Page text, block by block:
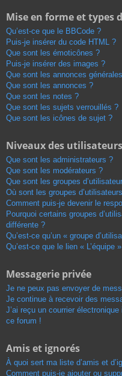
Mise en forme et types
Qu’est-ce que le BBCode ?
Puis-je insérer du code HTML ?
Que sont les émoticônes ?
Puis-je insérer des images ?
Que sont les annonces
Que sont les annonces ?
Que sont les notes ?
Que sont les sujets verrouillés ?
Que sont les icônes de sujet ?
Niveaux des
Que sont les administrateurs ?
Que sont les modérateurs ?
Que sont les groupes
Où sont les groupes
Comment puis-je devenir le
Pourquoi certains groupes
différente ?
Qu’est-ce qu’un « groupe
Qu’est-ce que le lien « L’équipe
Messagerie privée
Je ne peux pas envoyer de
Je continue à recevoir des
J’ai reçu un courrier
ce forum !
Amis et ignorés
À quoi sert ma liste d’amis et
Comment puis-je ajouter ou